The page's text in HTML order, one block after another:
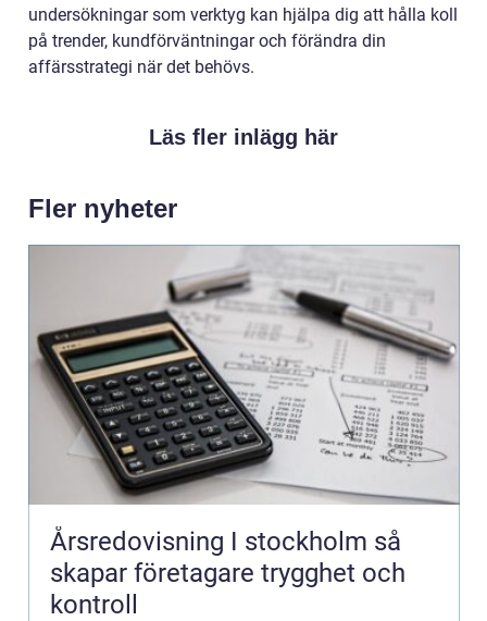
undersökningar som verktyg kan hjälpa dig att hålla koll
på trender, kundförväntningar och förändra din
affärsstrategi när det behövs.
Läs fler inlägg här
Fler nyheter
Årsredovisning I stockholm så
skapar företagare trygghet och
kontroll